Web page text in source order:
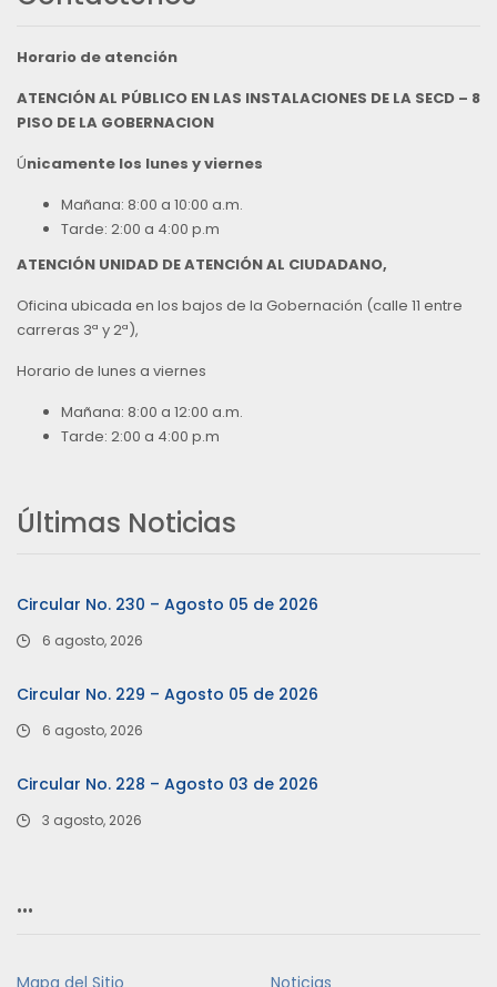
Horario de atención
ATENCIÓN AL PÚBLICO EN LAS INSTALACIONES DE LA SECD – 8
PISO DE LA GOBERNACION
Únicamente los lunes y viernes
Mañana: 8:00 a 10:00 a.m.
Tarde: 2:00 a 4:00 p.m
ATENCIÓN UNIDAD DE ATENCIÓN AL CIUDADANO,
Oficina ubicada en los bajos de la Gobernación (calle 11 entre
carreras 3ª y 2ª),
Horario de lunes a viernes
Mañana: 8:00 a 12:00 a.m.
Tarde: 2:00 a 4:00 p.m
Últimas Noticias
Circular No. 230 – Agosto 05 de 2026
6 agosto, 2026
Circular No. 229 – Agosto 05 de 2026
6 agosto, 2026
Circular No. 228 – Agosto 03 de 2026
3 agosto, 2026
…
Mapa del Sitio Noticias